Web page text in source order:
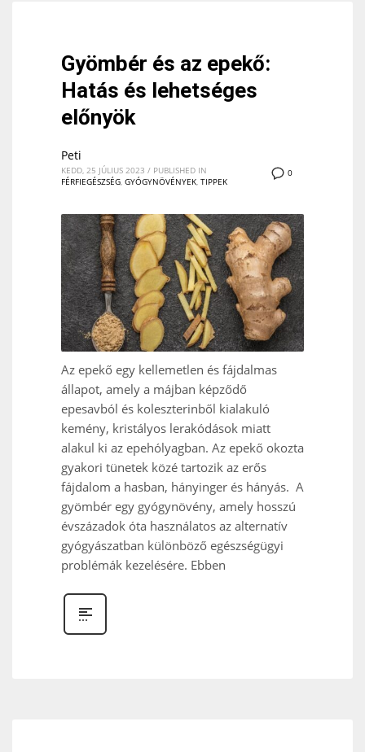
Gyömbér és az epekő:
Hatás és lehetséges
előnyök
0
Peti
KEDD, 25 JÚLIUS 2023 / PUBLISHED IN
FÉRFIEGÉSZSÉG, GYÓGYNÖVÉNYEK, TIPPEK
Az epekő egy kellemetlen és fájdalmas
állapot, amely a májban képződő
epesavból és koleszterinből kialakuló
kemény, kristályos lerakódások miatt
alakul ki az epehólyagban. Az epekő okozta
gyakori tünetek közé tartozik az erős
fájdalom a hasban, hányinger és hányás. A
gyömbér egy gyógynövény, amely hosszú
évszázadok óta használatos az alternatív
gyógyászatban különböző egészségügyi
problémák kezelésére. Ebben